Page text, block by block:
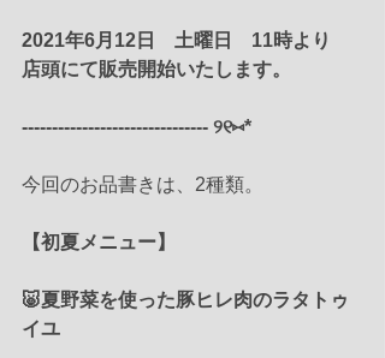
2021年6月12日　土曜日　11時より
店頭にて販売開始いたします。
------------------------------- ୨୧⑅*
今回のお品書きは、2種類。
【初夏メニュー】
🐷夏野菜を使った豚ヒレ肉のラタトゥ
イユ